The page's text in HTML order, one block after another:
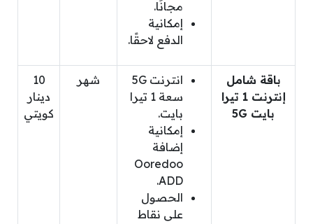
مجانًا.
إمكانية
الدفع لاحقًا.
باقة شامل
إنترنت 1 تيرا
بايت 5G
انترنت 5G
سعة 1 تيرا
بايت.
إمكانية
إضافة
Ooredoo
ADD.
الحصول
على نقاط
شهر
10
دينار
كويتي